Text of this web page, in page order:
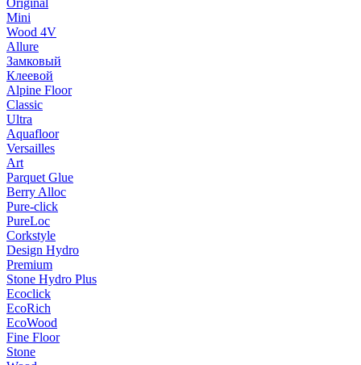
Original
Mini
Wood 4V
Allure
Замковый
Клеевой
Alpine Floor
Classic
Ultra
Aquafloor
Versailles
Art
Parquet Glue
Berry Alloc
Pure-click
PureLoc
Corkstyle
Design Hydro
Premium
Stone Hydro Plus
Ecoclick
EcoRich
EcoWood
Fine Floor
Stone